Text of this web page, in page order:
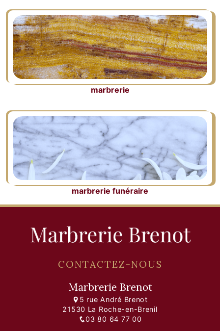
marbrerie
marbrerie funéraire
CONTACTEZ-NOUS
Marbrerie Brenot
5 rue André Brenot
21530 La Roche-en-Brenil
03 80 64 77 00